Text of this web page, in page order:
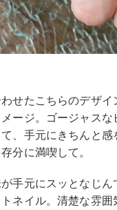
せたこちらのデザイ
ージ。ゴージャスな
、手元にきちんと感
分に満喫して。
手元にスッとなじん
ネイル。清楚な雰囲